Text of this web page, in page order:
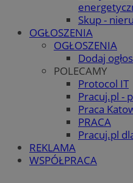
Skup -
OGŁOSZENIA
OGŁOSZENIA
Dodaj
POLECAMY
Protocol IT
Pracuj.pl -
Praca
PRACA
Pracuj.pl
REKLAMA
WSPÓŁPRACA